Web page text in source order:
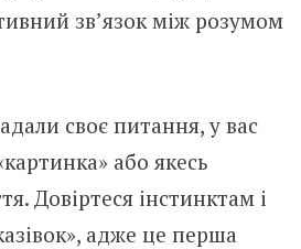
зв’язок між розумом
своє питання, у вас
або якесь
Довіртеся інстинктам і
адже це перша